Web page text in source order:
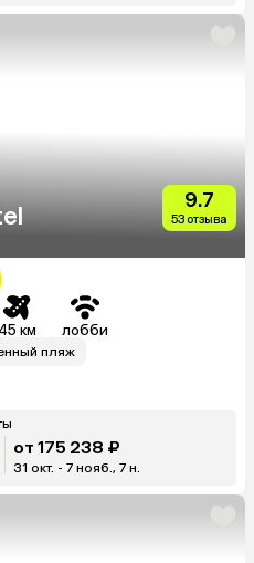
9.7
53 отзыва
45 км лобби
пляж
от 175 238 ₽
31 окт. - 7 нояб., 7 н.